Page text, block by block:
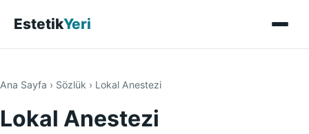
EstetikYeri
Ana Sayfa › Sözlük › Lokal Anestezi
Lokal Anestezi